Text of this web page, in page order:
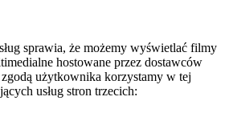
sprawia, że możemy wyświetlać filmy
hostowane przez dostawców
użytkownika korzystamy w tej
usług stron trzecich: